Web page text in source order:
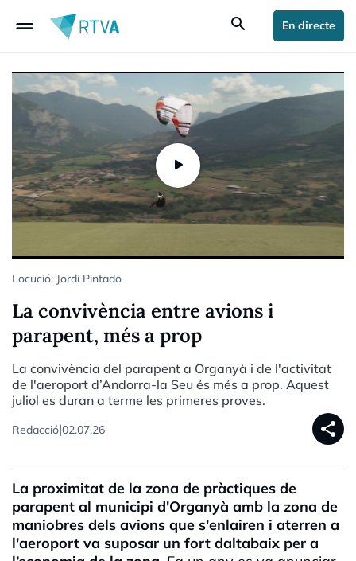
drag_handle search En directe
Locució: Jordi Pintado
La convivència entre avions i
parapent, més a prop
La convivència del parapent a Organyà i de l'activitat
de l'aeroport d’Andorra-la Seu és més a prop. Aquest
juliol es duran a terme les primeres proves.
Redacció|02.07.26 share
La proximitat de la zona de pràctiques de
parapent al municipi d'Organyà amb la zona de
maniobres dels avions que s'enlairen i aterren a
l'aeroport va suposar un fort daltabaix per a